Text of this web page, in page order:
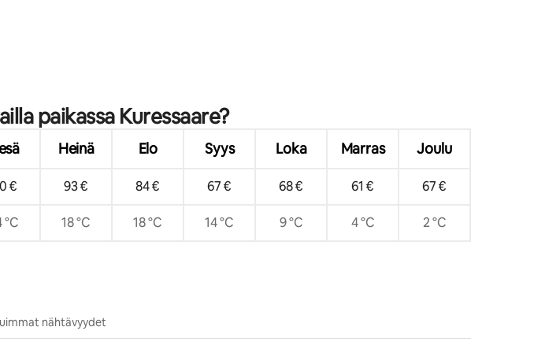
paikassa Kuressaare?
Heinä Elo Syys Loka Marras Joulu
€ 93 € 84 € 67 € 68 € 61 € 67 €
°C 18 °C 18 °C 14 °C 9 °C 4 °C 2 °C
nähtävyydet